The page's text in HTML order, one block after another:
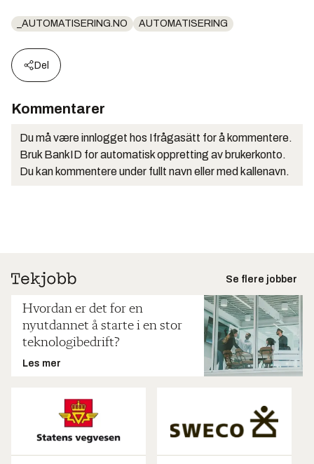
_AUTOMATISERING.NO AUTOMATISERING
Del
Kommentarer
Du må være innlogget hos Ifrågasätt for å kommentere.
Bruk BankID for automatisk oppretting av brukerkonto.
Du kan kommentere under fullt navn eller med kallenavn.
Se flere jobber
Hvordan er det for en
nyutdannet å starte i en stor
teknologibedrift?
Les mer